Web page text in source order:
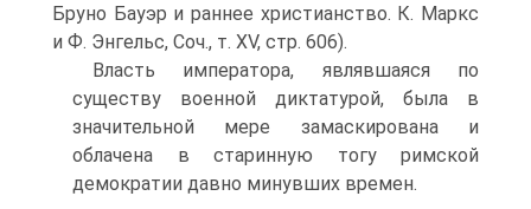
Бруно Бауэр и раннее христианство. К. Маркс
и Ф. Энгельс, Соч., т. XV, стр. 606).
Власть императора, являвшаяся по
существу военной диктатурой, была в
значительной мере замаскирована и
облачена в старинную тогу римской
демократии давно минувших времен.